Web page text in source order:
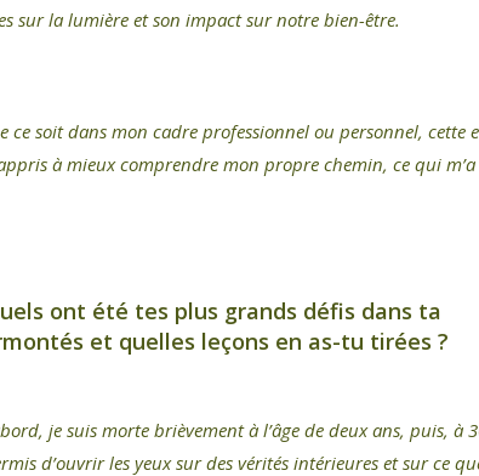
sur la lumière et son impact sur notre bien-être.
soit dans mon cadre professionnel ou personnel, cette
à mieux comprendre mon propre chemin, ce qui
ont été tes plus grands défis dans ta
et quelles leçons en as-tu tirées ?
je suis morte brièvement à l’âge de deux ans, puis, à
d’ouvrir les yeux sur des vérités intérieures et sur ce